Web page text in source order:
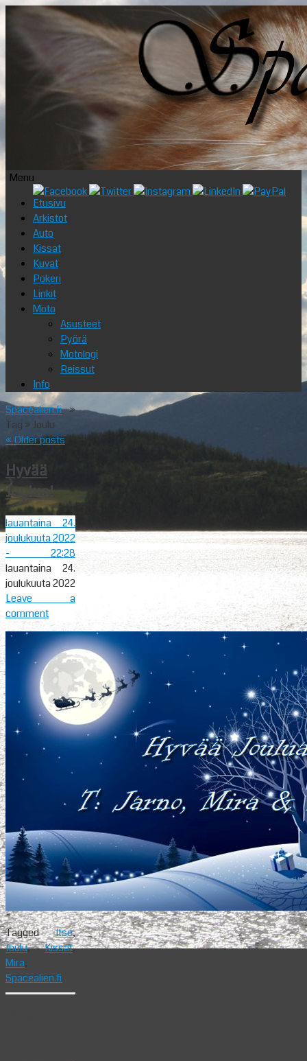
Menu
Skip
content
Etusivu
Arkistot
Auto
Kissat
Kuvat
Pokeri
Linkit
Moto
Asusteet
Pyörä
Motologi
Reissut
Info
Spacealien.fi»
Tag » Joulu
« Older posts
Hyvää
Joulua!
lauantaina 24.
joulukuuta 2022
- 22:28
lauantaina 24.
joulukuuta 2022
Leave a
comment
TaggedItse,
Joulu,Kissat,
Mira
Spacealien.fi